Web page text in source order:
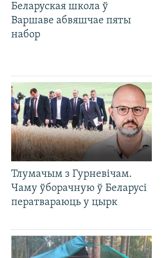
Беларуская школа ў
Варшаве абвяшчае пяты
набор
Тлумачым з Гурневічам.
Чаму ўборачную ў Беларусі
ператвараюць у цырк